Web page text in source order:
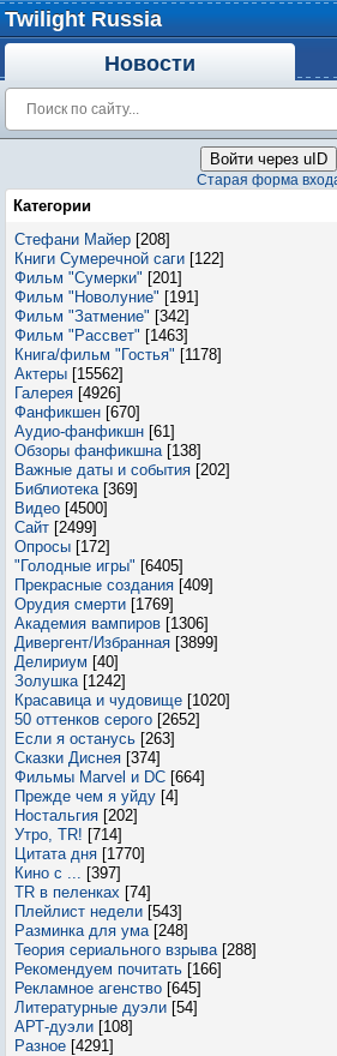
Twilight Russia
Новости
Войти через uID
Старая форма
Категории
Стефани Майер [208]
Книги Сумеречной саги [122]
Фильм "Сумерки" [201]
Фильм "Новолуние" [191]
Фильм "Затмение" [342]
Фильм "Рассвет" [1463]
Книга/фильм "Гостья" [1178]
Актеры [15562]
Галерея [4926]
Фанфикшен [670]
Аудио-фанфикшн [61]
Обзоры фанфикшна [138]
Важные даты и события [202]
Библиотека [369]
Видео [4500]
Сайт [2499]
Опросы [172]
"Голодные игры" [6405]
Прекрасные создания [409]
Орудия смерти [1769]
Академия вампиров [1306]
Дивергент/Избранная [3899]
Делириум [40]
Золушка [1242]
Красавица и чудовище [1020]
50 оттенков серого [2652]
Если я останусь [263]
Сказки Диснея [374]
Фильмы Marvel и DC [664]
Прежде чем я уйду [4]
Ностальгия [202]
Утро, TR! [714]
Цитата дня [1770]
Кино с ... [397]
TR в пеленках [74]
Плейлист недели [543]
Разминка для ума [248]
Теория сериального взрыва [288]
Рекомендуем почитать [166]
Рекламное агенство [645]
Литературные дуэли [54]
АРТ-дуэли [108]
Разное [4291]